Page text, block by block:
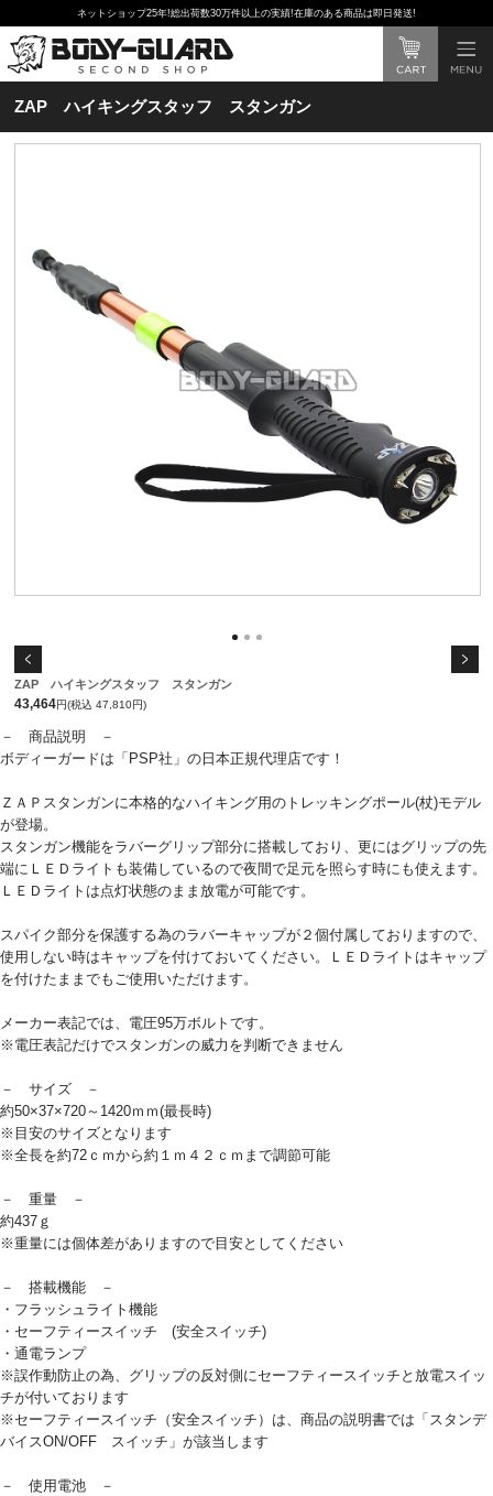
ネットショップ25年!総出荷数30万件以上の実績!在庫のある商品は即日発送!
ZAP ハイキングスタッフ スタンガン
ZAP ハイキングスタッフ スタンガン
43,464円(税込 47,810円)
－ 商品説明 －
ボディーガードは「PSP社」の日本正規代理店です！
ＺＡＰスタンガンに本格的なハイキング用のトレッキングポール(杖)モデル
が登場。
スタンガン機能をラバーグリップ部分に搭載しており、更にはグリップの先
端にＬＥＤライトも装備しているので夜間で足元を照らす時にも使えます。
ＬＥＤライトは点灯状態のまま放電が可能です。
スパイク部分を保護する為のラバーキャップが２個付属しておりますので、
使用しない時はキャップを付けておいてください。ＬＥＤライトはキャップ
を付けたままでもご使用いただけます。
メーカー表記では、電圧95万ボルトです。
※電圧表記だけでスタンガンの威力を判断できません
－ サイズ －
約50×37×720～1420ｍｍ(最長時)
※目安のサイズとなります
※全長を約72ｃｍから約１ｍ４２ｃｍまで調節可能
－ 重量 －
約437ｇ
※重量には個体差がありますので目安としてください
－ 搭載機能 －
・フラッシュライト機能
・セーフティースイッチ (安全スイッチ)
・通電ランプ
※誤作動防止の為、グリップの反対側にセーフティースイッチと放電スイッ
チが付いております
※セーフティースイッチ（安全スイッチ）は、商品の説明書では「スタンデ
バイスON/OFF スイッチ」が該当します
－ 使用電池 －